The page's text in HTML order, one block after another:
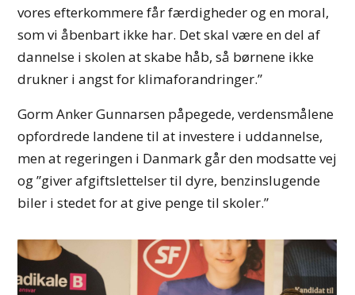
vores efterkommere får færdigheder og en moral,
som vi åbenbart ikke har. Det skal være en del af
dannelse i skolen at skabe håb, så børnene ikke
drukner i angst for klimaforandringer.”
Gorm Anker Gunnarsen påpegede, verdensmålene
opfordrede landene til at investere i uddannelse,
men at regeringen i Danmark går den modsatte vej
og ”giver afgiftslettelser til dyre, benzinslugende
biler i stedet for at give penge til skoler.”